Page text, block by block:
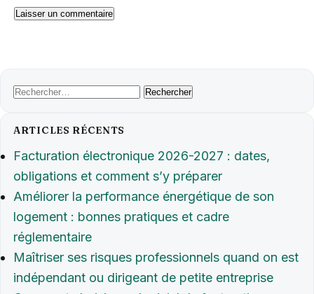
Rechercher :
ARTICLES RÉCENTS
Facturation électronique 2026-2027 : dates,
obligations et comment s’y préparer
Améliorer la performance énergétique de son
logement : bonnes pratiques et cadre
réglementaire
Maîtriser ses risques professionnels quand on est
indépendant ou dirigeant de petite entreprise